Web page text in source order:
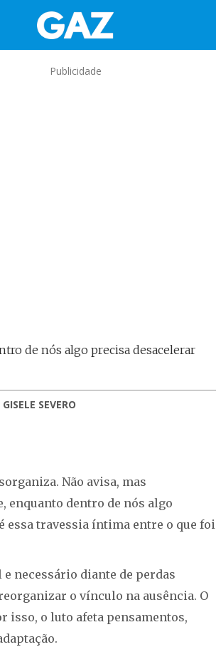
Publicidade
de nós algo precisa desacelerar
GISELE SEVERO
Não avisa, mas
enquanto dentro de nós algo
essa travessia íntima entre o que foi
necessário diante de perdas
o vínculo na ausência. O
isso, o luto afeta pensamentos,